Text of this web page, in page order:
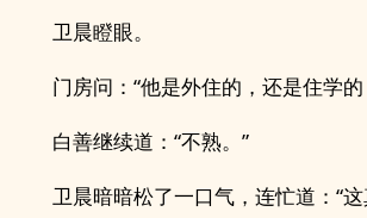
卫晨瞪眼。
门房问：“他是外住的，还是住学的
白善继续道：“不熟。”
卫晨暗暗松了一口气，连忙道：“这